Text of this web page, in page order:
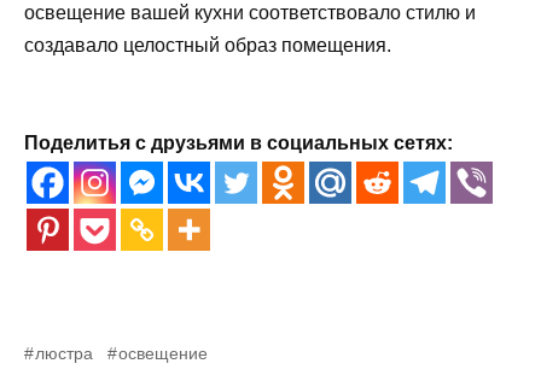
освещение вашей кухни соответствовало стилю и
создавало целостный образ помещения.
Поделитья с друзьями в социальных сетях:
люстра освещение